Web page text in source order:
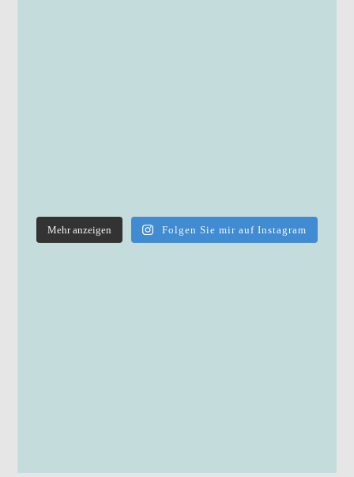
Mehr anzeigen Folgen Sie mir auf Instagram